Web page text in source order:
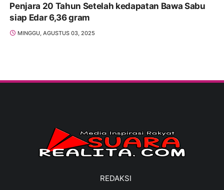
Penjara 20 Tahun Setelah kedapatan Bawa Sabu
siap Edar 6,36 gram
MINGGU, AGUSTUS 03, 2025
REDAKSI